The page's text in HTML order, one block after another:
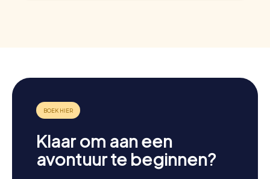
Klaar om aan een
avontuur te beginnen?